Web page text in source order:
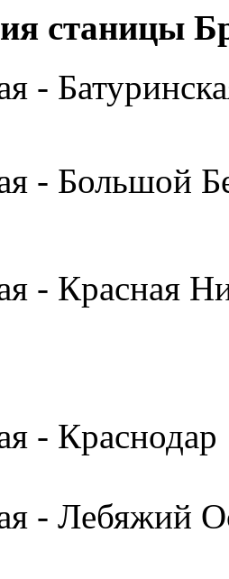
станицы
-
- Большой
- Красная
- Краснодар
- Лебяжий